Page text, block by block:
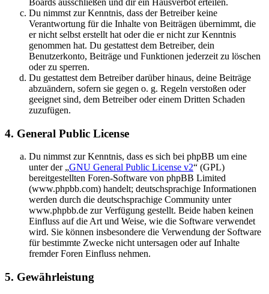
Boards ausschließen und dir ein Hausverbot erteilen.
Du nimmst zur Kenntnis, dass der Betreiber keine
Verantwortung für die Inhalte von Beiträgen übernimmt, die
er nicht selbst erstellt hat oder die er nicht zur Kenntnis
genommen hat. Du gestattest dem Betreiber, dein
Benutzerkonto, Beiträge und Funktionen jederzeit zu löschen
oder zu sperren.
Du gestattest dem Betreiber darüber hinaus, deine Beiträge
abzuändern, sofern sie gegen o. g. Regeln verstoßen oder
geeignet sind, dem Betreiber oder einem Dritten Schaden
zuzufügen.
4. General Public License
Du nimmst zur Kenntnis, dass es sich bei phpBB um eine
unter der „GNU General Public License v2“ (GPL)
bereitgestellten Foren-Software von phpBB Limited
(www.phpbb.com) handelt; deutschsprachige Informationen
werden durch die deutschsprachige Community unter
www.phpbb.de zur Verfügung gestellt. Beide haben keinen
Einfluss auf die Art und Weise, wie die Software verwendet
wird. Sie können insbesondere die Verwendung der Software
für bestimmte Zwecke nicht untersagen oder auf Inhalte
fremder Foren Einfluss nehmen.
5. Gewährleistung